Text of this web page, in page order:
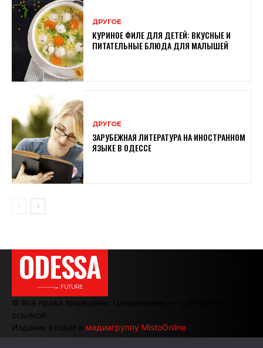
ДРУГОЕ
КУРИНОЕ ФИЛЕ ДЛЯ ДЕТЕЙ: ВКУСНЫЕ И
ПИТАТЕЛЬНЫЕ БЛЮДА ДЛЯ МАЛЫШЕЙ
ДРУГОЕ
ЗАРУБЕЖНАЯ ЛИТЕРАТУРА НА ИНОСТРАННОМ
ЯЗЫКЕ В ОДЕССЕ
ODESSA
———→ FUTURE
© Все права защищены. Цитирование — с активной
ссылкой.
Издание входит в медиагруппу MistoOnline